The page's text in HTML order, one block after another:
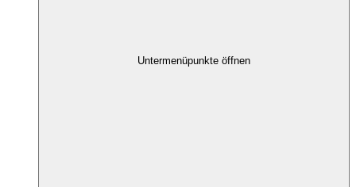
Untermenüpunkte öffnen